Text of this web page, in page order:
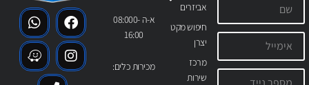
אביזרים
חיפוש מקט
יצרן
מרכז
שירות
א-ה 08:000-
16:00
מכירות כלים: